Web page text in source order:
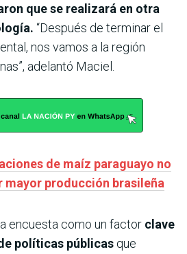
que se realizará en otra
“Después de terminar el
nos vamos a la región
adelantó Maciel.
de maíz paraguayo no
mayor producción brasileña
encuesta como un factor clave
políticas públicas que